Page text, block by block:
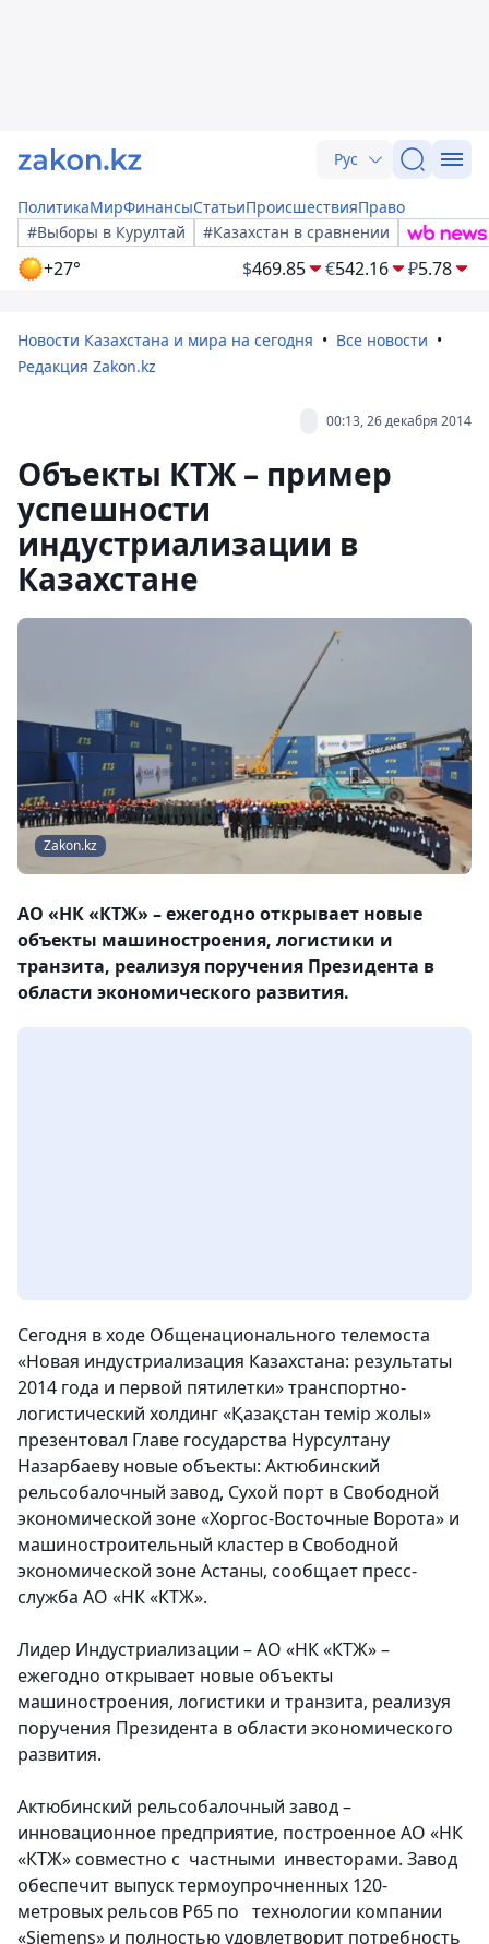
Рус
ПолитикаМирФинансыСтатьиПроисшествияПраво
#Выборы в Курултай
#Казахстан в сравнении
+27° $469.85 €542.16 ₽5.78
Новости Казахстана и мира на сегодня
Все новости
Редакция Zakon.kz
00:13, 26 декабря 2014
Объекты КТЖ – пример
успешности
индустриализации в
Казахстане
Zakon.kz
АО «НК «КТЖ» – ежегодно открывает новые
объекты машиностроения, логистики и
транзита, реализуя поручения Президента в
области экономического развития.
Сегодня в ходе Общенационального телемоста
«Новая индустриализация Казахстана: результаты
2014 года и первой пятилетки» транспортно-
логистический холдинг «Қазақстан темір жолы»
презентовал Главе государства Нурсултану
Назарбаеву новые объекты: Актюбинский
рельсобалочный завод, Сухой порт в Свободной
экономической зоне «Хоргос-Восточные Ворота» и
машиностроительный кластер в Свободной
экономической зоне Астаны, сообщает пресс-
служба АО «НК «КТЖ».
Лидер Индустриализации – АО «НК «КТЖ» –
ежегодно открывает новые объекты
машиностроения, логистики и транзита, реализуя
поручения Президента в области экономического
развития.
Актюбинский рельсобалочный завод –
инновационное предприятие, построенное АО «НК
«КТЖ» совместно с частными инвесторами. Завод
обеспечит выпуск термоупрочненных 120-
метровых рельсов Р65 по технологии компании
«Siemens» и полностью удовлетворит потребность